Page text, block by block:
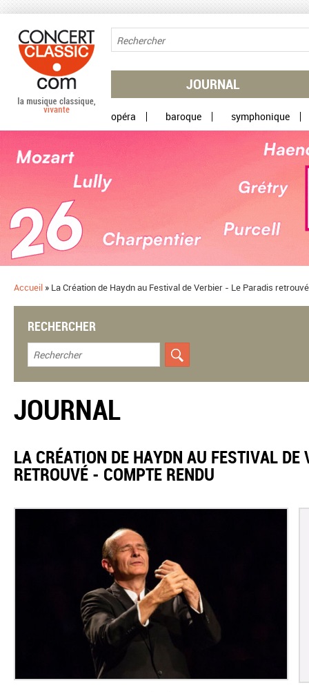
JOURNAL
opéra baroque symphonique
Accueil » La Création de Haydn au Festival de Verbier - Le Paradis
RECHERCHER
JOURNAL
LA CRÉATION DE HAYDN AU FESTIVAL
RETROUVÉ - COMPTE RENDU